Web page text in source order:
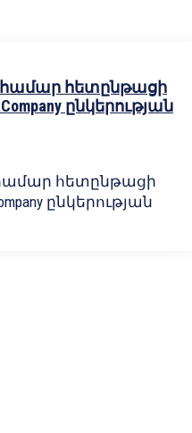
համար հետընթացի
ընկերության
հետընթացի
ընկերության